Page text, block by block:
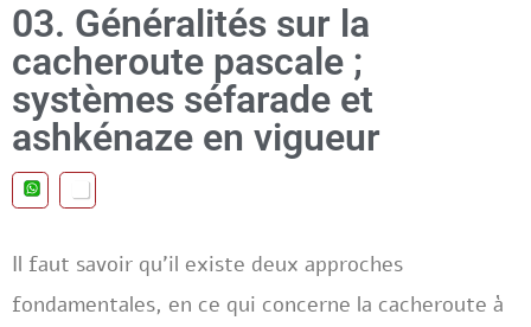
03. Généralités sur la
cacheroute pascale ;
systèmes séfarade et
ashkénaze en vigueur
Il faut savoir qu’il existe deux approches
fondamentales, en ce qui concerne la cacheroute à